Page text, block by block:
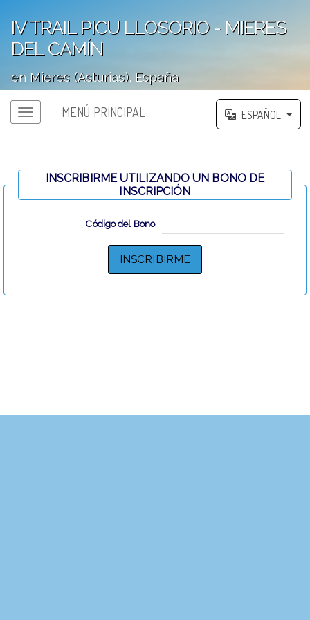
IV TRAIL PICU LLOSORIO - MIERES
DEL CAMÍN
en Mieres (Asturias), España
';
MENÚ PRINCIPAL ESPAÑOL
INSCRIBIRME UTILIZANDO UN BONO DE
INSCRIPCIÓN
Código del Bono